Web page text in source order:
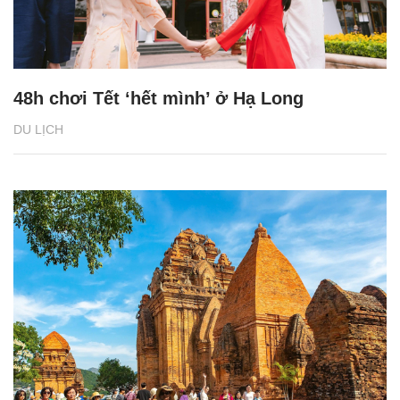
DU LỊCH
48h chơi Tết ‘hết mình’ ở Hạ Long